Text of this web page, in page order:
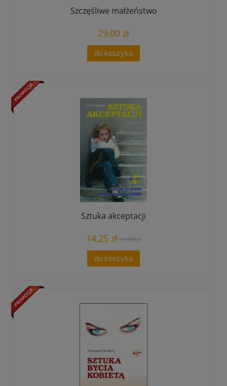
Szczęśliwe małżeństwo
29,00 zł
do koszyka
Sztuka akceptacji
14,25 zł19,00 zł
do koszyka